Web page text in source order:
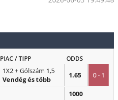
PIAC / TIPP ODDS
1X2 + Gólszám 1,5
Vendég és több
1.65 0 - 1
1000